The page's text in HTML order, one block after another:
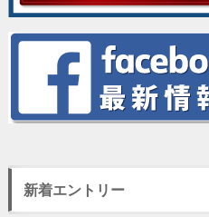
新着エントリー